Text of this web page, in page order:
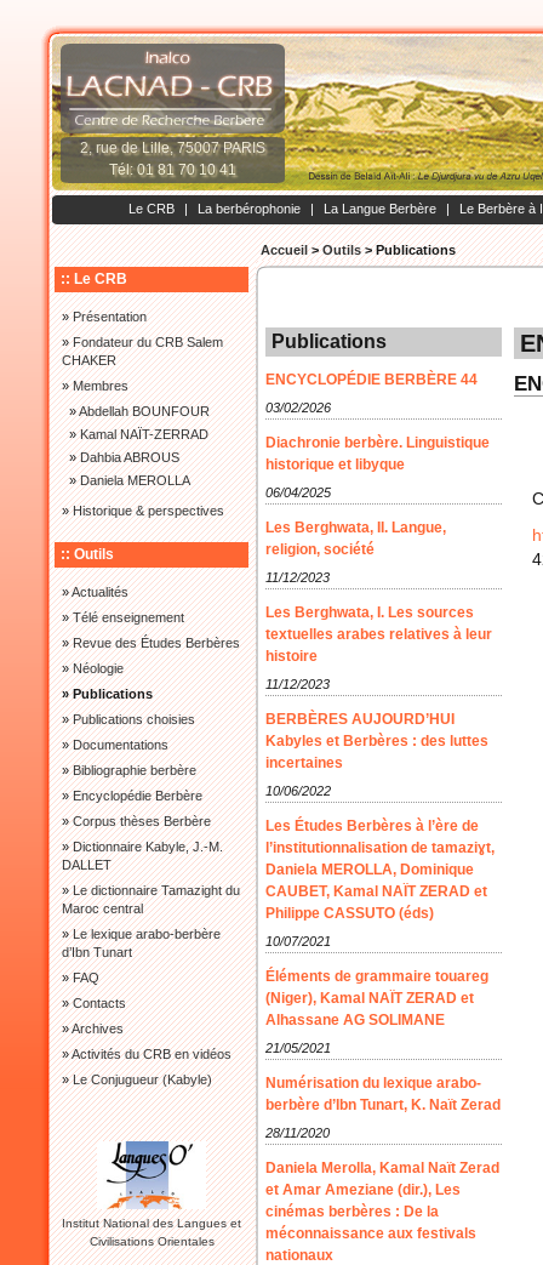
2, rue de Lille, 75007 PARIS
Tél: 01 81 70 10 41
Le CRB | La berbérophonie | La Langue Berbère | Le Berbère à
Accueil>Outils>Publications
:: Le CRB
»Présentation
»Fondateur du CRB Salem
CHAKER
»Membres
»Abdellah BOUNFOUR
»Kamal NAÏT-ZERRAD
»Dahbia ABROUS
»Daniela MEROLLA
»Historique & perspectives
:: Outils
»Actualités
»Télé enseignement
»Revue des Études Berbères
»Néologie
» Publications
»Publications choisies
»Documentations
»Bibliographie berbère
»Encyclopédie Berbère
»Corpus thèses Berbère
»Dictionnaire Kabyle, J.-M.
DALLET
»Le dictionnaire Tamazight du
Maroc central
»Le lexique arabo-berbère
d’Ibn Tunart
»FAQ
»Contacts
»Archives
»Activités du CRB en vidéos
»Le Conjugueur (Kabyle)
Institut National des Langues et
Civilisations Orientales
Publications
ENCYCLOPÉDIE BERBÈRE 44
03/02/2026
Diachronie berbère. Linguistique
historique et libyque
06/04/2025
Les Berghwata, II. Langue,
religion, société
11/12/2023
Les Berghwata, I. Les sources
textuelles arabes relatives à leur
histoire
11/12/2023
BERBÈRES AUJOURD’HUI
Kabyles et Berbères : des luttes
incertaines
10/06/2022
Les Études Berbères à l’ère de
l’institutionnalisation de tamaziɣt,
Daniela MEROLLA, Dominique
CAUBET, Kamal NAÏT ZERAD et
Philippe CASSUTO (éds)
10/07/2021
Éléments de grammaire touareg
(Niger), Kamal NAÏT ZERAD et
Alhassane AG SOLIMANE
21/05/2021
Numérisation du lexique arabo-
berbère d’Ibn Tunart, K. Naït Zerad
28/11/2020
Daniela Merolla, Kamal Naït Zerad
et Amar Ameziane (dir.), Les
cinémas berbères : De la
méconnaissance aux festivals
nationaux